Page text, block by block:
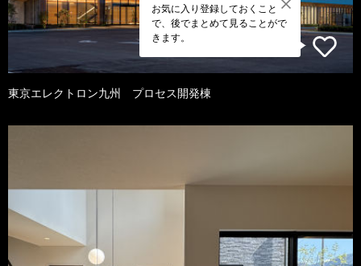
お気に入り登録しておくこと
で、後でまとめて見ることがで
きます。
東京エレクトロン九州 プロセス開発棟